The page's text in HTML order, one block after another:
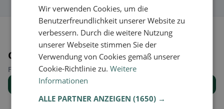
Orte in der Nähe
Finde den passenden Ort für deine Restaurantsuche.
Alle Orte anzeigen
Wir verwenden Cookies, um die
Benutzerfreundlichkeit unserer Website zu
verbessern. Durch die weitere Nutzung
unserer Webseite stimmen Sie der
Verwendung von Cookies gemäß unserer
Cookie-Richtlinie zu.Weitere
Informationen
ALLE PARTNER ANZEIGEN(1650) →